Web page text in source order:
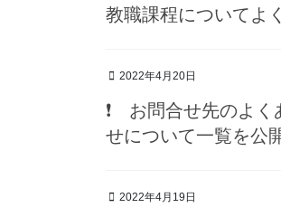
教職課程についてよ
2022年4月20日
❗️ お問合せ先のよ
せについて一覧を公
2022年4月19日